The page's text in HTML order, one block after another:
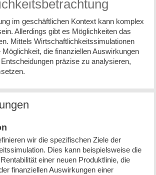
im geschäftlichen Kontext kann komplex
Allerdings gibt es Möglichkeiten das
Mittels Wirtschaftlichkeitssimulationen
Möglichkeit, die finanziellen Auswirkungen
präzise zu analysieren,
wir die spezifischen Ziele der
Dies kann beispielsweise die
einer neuen Produktlinie, die
finanziellen Auswirkungen einer